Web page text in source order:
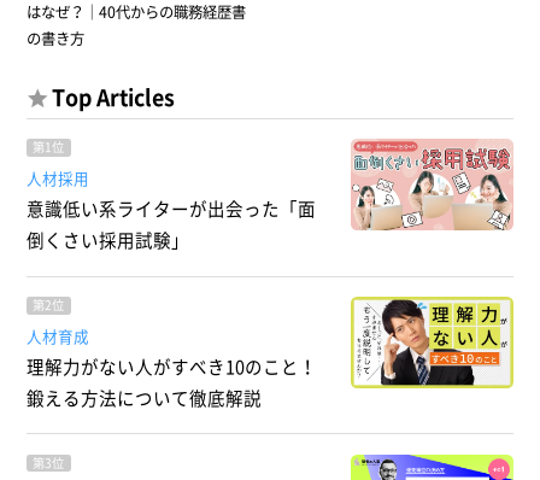
はなぜ？｜40代からの職務経歴書
の書き方
Top Articles
第1位
人材採用
意識低い系ライターが出会った「面
倒くさい採用試験」
第2位
人材育成
理解力がない人がすべき10のこと！
鍛える方法について徹底解説
第3位